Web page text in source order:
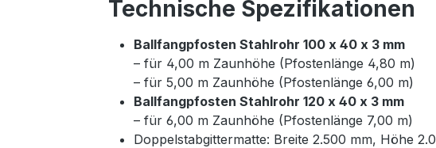
Technische Spezifikationen
Ballfangpfosten Stahlrohr 100 x 40 x 3 mm
– für 4,00 m Zaunhöhe (Pfostenlänge 4,80 m)
– für 5,00 m Zaunhöhe (Pfostenlänge 6,00 m)
Ballfangpfosten Stahlrohr 120 x 40 x 3 mm
– für 6,00 m Zaunhöhe (Pfostenlänge 7,00 m)
Doppelstabgittermatte: Breite 2.500 mm, Höhe